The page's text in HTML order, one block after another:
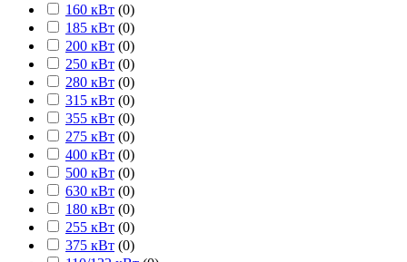
160 кВт (0)
185 кВт (0)
200 кВт (0)
250 кВт (0)
280 кВт (0)
315 кВт (0)
355 кВт (0)
275 кВт (0)
400 кВт (0)
500 кВт (0)
630 кВт (0)
180 кВт (0)
255 кВт (0)
375 кВт (0)